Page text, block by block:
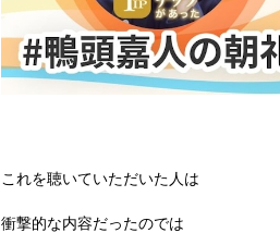
これを聴いていただいた人は
衝撃的な内容だったのでは